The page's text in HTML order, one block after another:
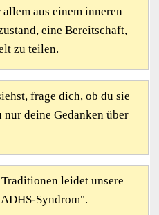
aus einem inneren
eine Bereitschaft,
zu teilen.
frage dich, ob du sie
deine Gedanken über
leidet unsere
Syndrom".